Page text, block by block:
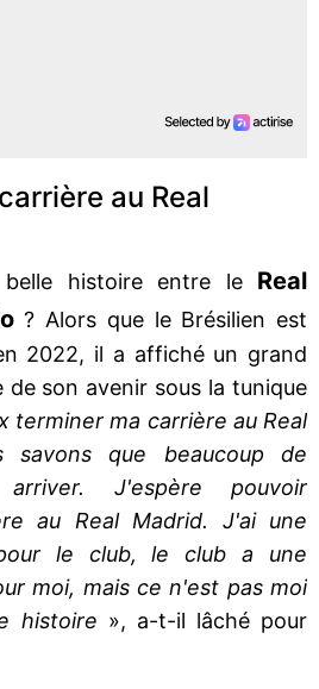
au Real
belle histoire entre le Real
? Alors que le Brésilien est
2022, il a affiché un grand
de son avenir sous la tunique
terminer ma carrière au Real
savons que beaucoup de
J'espère pouvoir
au Real Madrid. J'ai une
le club, le club a une
moi, mais ce n'est pas moi
histoire », a-t-il lâché pour